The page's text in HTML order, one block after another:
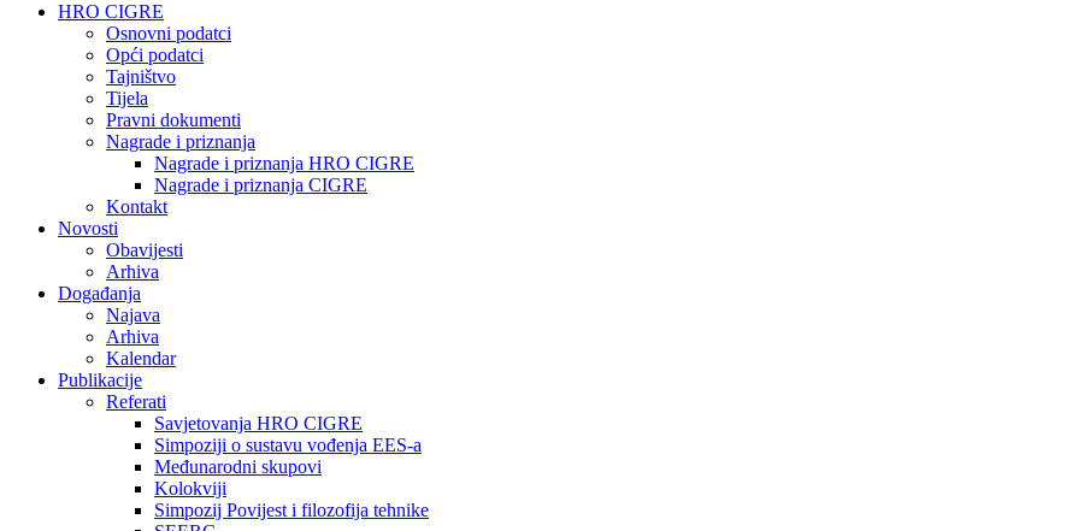
HRO CIGRE
Osnovni podatci​
Opći podatci
Tajništvo
Tijela
Pravni dokumenti
Nagrade i priznanja
Nagrade i priznanja HRO CIGRE
Nagrade i priznanja CIGRE
Kontakt
Novosti
Obavijesti
Arhiva
Događanja
Najava
Arhiva
Kalendar
Publikacije
Referati
Savjetovanja HRO CIGRE
Simpoziji o sustavu vođenja EES-a
Međunarodni skupovi
Kolokviji​
Simpozij Povijest i filozofija tehnike